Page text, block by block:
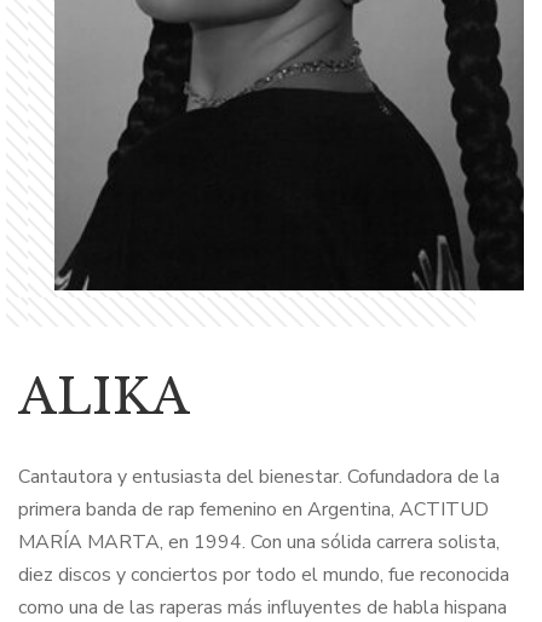
ALIKA
Cantautora y entusiasta del bienestar. Cofundadora de la
primera banda de rap femenino en Argentina, ACTITUD
MARÍA MARTA, en 1994. Con una sólida carrera solista,
diez discos y conciertos por todo el mundo, fue reconocida
como una de las raperas más influyentes de habla hispana